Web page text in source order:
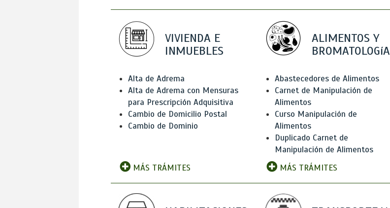
VIVIENDA E
INMUEBLES
Alta de Adrema
Alta de Adrema con Mensuras
para Prescripción Adquisitiva
Cambio de Domicilio Postal
Cambio de Dominio
MÁS TRÁMITES
ALIMENTOS Y
BROMATOLOGíA
Abastecedores de Alimentos
Carnet de Manipulación de
Alimentos
Curso Manipulación de
Alimentos
Duplicado Carnet de
Manipulación de Alimentos
MÁS TRÁMITES